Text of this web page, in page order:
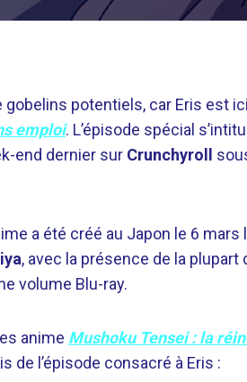
potentiels, car Eris est
emploi. L’épisode spécial
end dernier sur Crunchyroll
a été créé au Japon le 6
, avec la présence de la
volume Blu-ray.
anime Mushoku Tensei : la
de l’épisode consacré à Eris :